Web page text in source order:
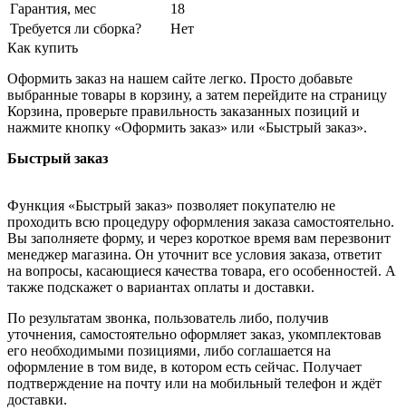
Гарантия, мес
18
Требуется ли сборка?
Нет
Как купить
Оформить заказ на нашем сайте легко. Просто добавьте
выбранные товары в корзину, а затем перейдите на страницу
Корзина, проверьте правильность заказанных позиций и
нажмите кнопку «Оформить заказ» или «Быстрый заказ».
Быстрый заказ
Функция «Быстрый заказ» позволяет покупателю не
проходить всю процедуру оформления заказа самостоятельно.
Вы заполняете форму, и через короткое время вам перезвонит
менеджер магазина. Он уточнит все условия заказа, ответит
на вопросы, касающиеся качества товара, его особенностей. А
также подскажет о вариантах оплаты и доставки.
По результатам звонка, пользователь либо, получив
уточнения, самостоятельно оформляет заказ, укомплектовав
его необходимыми позициями, либо соглашается на
оформление в том виде, в котором есть сейчас. Получает
подтверждение на почту или на мобильный телефон и ждёт
доставки.